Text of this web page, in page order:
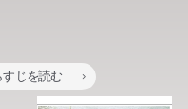
すじを読む